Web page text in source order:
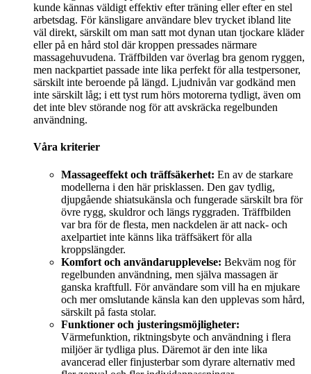
kunde kännas väldigt effektiv efter träning eller efter en stel
arbetsdag. För känsligare användare blev trycket ibland lite
väl direkt, särskilt om man satt mot dynan utan tjockare kläder
eller på en hård stol där kroppen pressades närmare
massagehuvudena. Träffbilden var överlag bra genom ryggen,
men nackpartiet passade inte lika perfekt för alla testpersoner,
särskilt inte beroende på längd. Ljudnivån var godkänd men
inte särskilt låg; i ett tyst rum hörs motorerna tydligt, även om
det inte blev störande nog för att avskräcka regelbunden
användning.
Våra kriterier
Massageeffekt och träffsäkerhet: En av de starkare
modellerna i den här prisklassen. Den gav tydlig,
djupgående shiatsukänsla och fungerade särskilt bra för
övre rygg, skuldror och längs ryggraden. Träffbilden
var bra för de flesta, men nackdelen är att nack- och
axelpartiet inte känns lika träffsäkert för alla
kroppslängder.
Komfort och användarupplevelse: Bekväm nog för
regelbunden användning, men själva massagen är
ganska kraftfull. För användare som vill ha en mjukare
och mer omslutande känsla kan den upplevas som hård,
särskilt på fasta stolar.
Funktioner och justeringsmöjligheter:
Värmefunktion, riktningsbyte och användning i flera
miljöer är tydliga plus. Däremot är den inte lika
avancerad eller finjusterbar som dyrare alternativ med